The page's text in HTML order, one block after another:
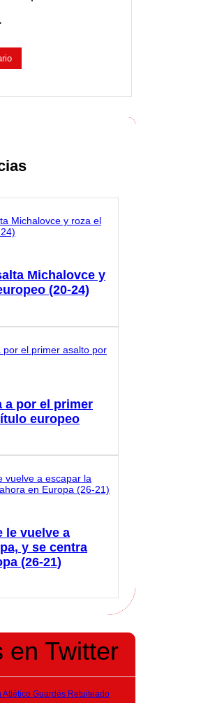
Michalovce y
(20-24)
a por el primer
europeo
le vuelve a
y se centra
(26-21)
en Twitter
Atlético Guardés Retuiteado